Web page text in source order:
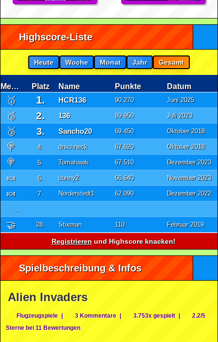
Highscore-Liste
Heute Woche Monat Jahr Gesamt
Medaille Platz Name Punkte Datum
🥇 1. HCR136 90.270 Juni 2025
🥈 2. 136 89.950 Juli 2023
🥉 3. Sancho20 69.450 Oktober 2018
🍭 4. drschneck 67.620 Oktober 2018
🍭 5. Tomahawk 67.510 Dezember 2023
🍬 6. bunny2 66.640 November 2023
🍬 7. Norderstedt1 62.090 Dezember 2022
...
🤝 28. Stixman 110 Februar 2019
Registrieren und Highscore knacken!
Spielbeschreibung & Infos
Alien Invaders
Flugzeugspiele | 3 Kommentare | 3.753x gespielt |
2.2/5
Sterne bei 11 Bewertungen